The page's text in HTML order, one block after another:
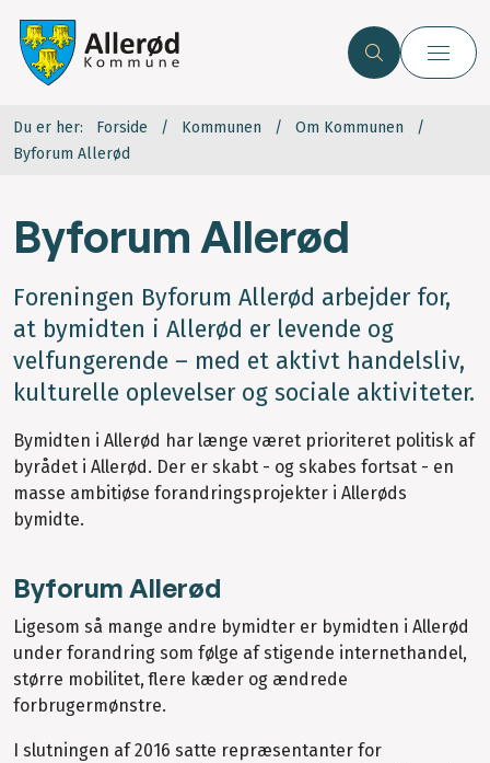
Du er her: Forside Kommunen
Om Kommunen
Byforum Allerød
Byforum Allerød
Foreningen Byforum Allerød arbejder for,
at bymidten i Allerød er levende og
velfungerende – med et aktivt handelsliv,
kulturelle oplevelser og sociale aktiviteter.
Bymidten i Allerød har længe været prioriteret politisk af
byrådet i Allerød. Der er skabt - og skabes fortsat - en
masse ambitiøse forandringsprojekter i Allerøds
bymidte.
Byforum Allerød
Ligesom så mange andre bymidter er bymidten i Allerød
under forandring som følge af stigende internethandel,
større mobilitet, flere kæder og ændrede
forbrugermønstre.
I slutningen af 2016 satte repræsentanter for